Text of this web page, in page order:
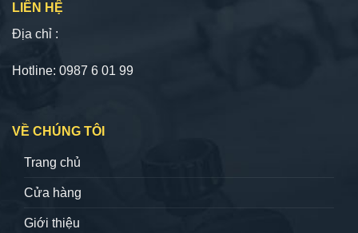
LIÊN HỆ
Địa chỉ :
Hotline: 0987 6 01 99
VỀ CHÚNG TÔI
Trang chủ
Cửa hàng
Giới thiệu